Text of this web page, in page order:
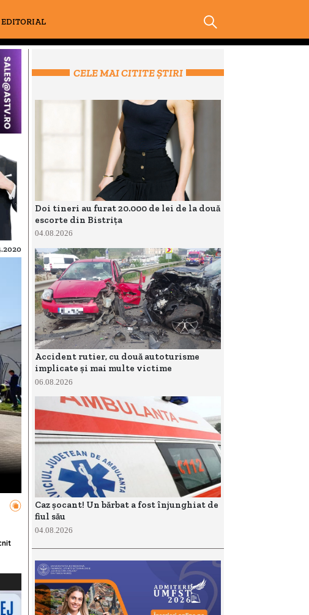
EDITORIAL
CELE MAI CITITE ȘTIRI
Doi tineri au furat 20.000 de lei de la două
escorte din Bistrița
04.08.2026
Accident rutier, cu două autoturisme
implicate și mai multe victime
06.08.2026
Caz șocant! Un bărbat a fost înjunghiat de
fiul său
04.08.2026